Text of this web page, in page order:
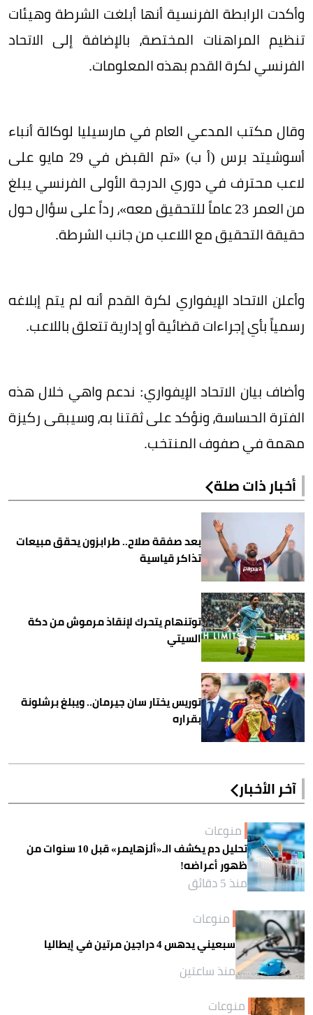
وأكدت الرابطة الفرنسية أنها أبلغت الشرطة وهيئات
تنظيم المراهنات المختصة، بالإضافة إلى الاتحاد
الفرنسي لكرة القدم بهذه المعلومات.
وقال مكتب المدعي العام في مارسيليا لوكالة أنباء
أسوشيتد برس (أ ب) «تم القبض في 29 مايو على
لاعب محترف في دوري الدرجة الأولى الفرنسي يبلغ
من العمر 23 عاماً للتحقيق معه»، رداً على سؤال حول
حقيقة التحقيق مع اللاعب من جانب الشرطة.
وأعلن الاتحاد الإيفواري لكرة القدم أنه لم يتم إبلاغه
رسمياً بأي إجراءات قضائية أو إدارية تتعلق باللاعب.
وأضاف بيان الاتحاد الإيفواري: ندعم واهي خلال هذه
الفترة الحساسة، ونؤكد على ثقتنا به، وسيبقى ركيزة
مهمة في صفوف المنتخب.
أخبار ذات صلة
بعد صفقة صلاح.. طرابزون يحقق مبيعات
تذاكر قياسية
توتنهام يتحرك لإنقاذ مرموش من دكة
السيتي
توريس يختار سان جيرمان.. ويبلغ برشلونة
بقراره
آخر الأخبار
منوعات
تحليل دم يكشف الـ«ألزهايمر» قبل 10 سنوات من
ظهور أعراضه!
منذ 5 دقائق
منوعات
سبعيني يدهس 4 دراجين مرتين في إيطاليا
منذ ساعتين
منوعات